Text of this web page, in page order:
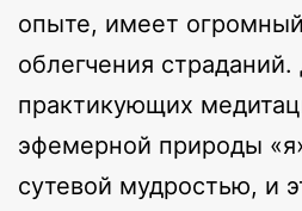
опыте, имеет
облегчения
практикующих
эфемерной природы
сутевой мудростью, и